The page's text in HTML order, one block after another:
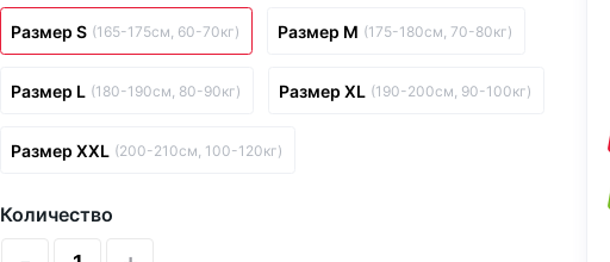
Размер S (165-175см, 60-70кг) Размер M (175-180см, 70-80кг)
Размер L (180-190см, 80-90кг) Размер XL (190-200см, 90-100кг)
Размер XXL (200-210см, 100-120кг)
Количество